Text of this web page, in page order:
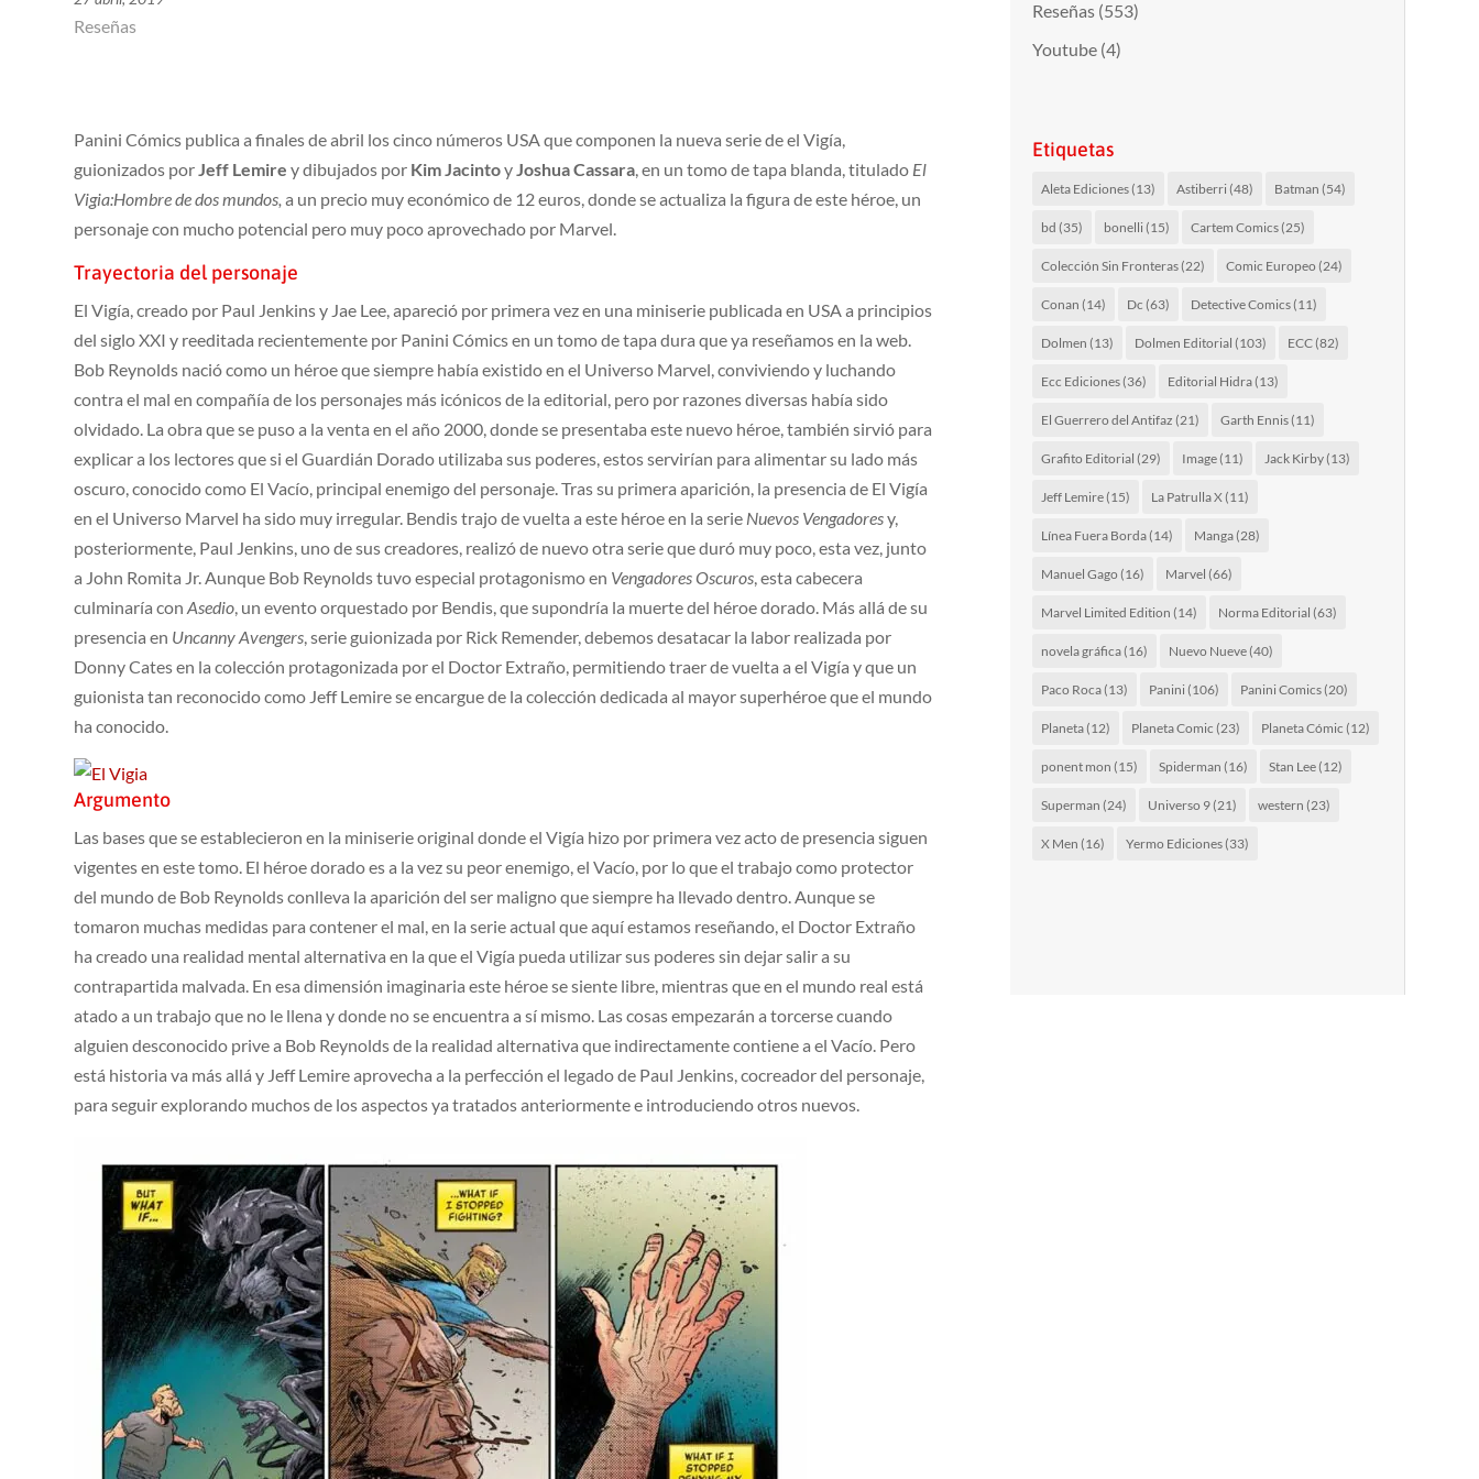
Reseñas
Panini Cómics publica a finales de abril los cinco números USA que componen la nueva serie de el Vigía,
guionizados porJeff Lemire y dibujados por Kim JacintoyJoshua Cassara, en un tomo de tapa blanda, titulado El
Vigia:Hombre de dos mundos,a un precio muy económico de 12 euros, donde se actualiza la figura de este héroe, un
personaje con mucho potencial pero muy poco aprovechado por Marvel.
Trayectoria del personaje
El Vigía, creado por Paul Jenkins y Jae Lee, apareció por primera vez en una miniserie publicada en USA a principios
del siglo XXI y reeditada recientemente por Panini Cómics en un tomo de tapa dura que ya reseñamos en la web.
Bob Reynolds nació como un héroe que siempre había existido en el Universo Marvel, conviviendo y luchando
contra el mal en compañía de los personajes más icónicos de la editorial, pero por razones diversas había sido
olvidado. La obra que se puso a la venta en el año 2000, donde se presentaba este nuevo héroe, también sirvió para
explicar a los lectores que si el Guardián Dorado utilizaba sus poderes, estos servirían para alimentar su lado más
oscuro, conocido como El Vacío, principal enemigo del personaje. Tras su primera aparición, la presencia de El Vigía
en el Universo Marvel ha sido muy irregular. Bendis trajo de vuelta a este héroe en la serie Nuevos Vengadoresy,
posteriormente, Paul Jenkins, uno de sus creadores, realizó de nuevo otra serie que duró muy poco, esta vez, junto
a John Romita Jr. Aunque Bob Reynolds tuvo especial protagonismo en Vengadores Oscuros, esta cabecera
culminaría conAsedio, un evento orquestado por Bendis, que supondría la muerte del héroe dorado. Más allá de su
presencia en Uncanny Avengers, serie guionizada por Rick Remender, debemos desatacar la labor realizada por
Donny Cates en la colección protagonizada por el Doctor Extraño, permitiendo traer de vuelta a el Vigía y que un
guionista tan reconocido como Jeff Lemire se encargue de la colección dedicada al mayor superhéroe que el mundo
ha conocido.
Argumento
Las bases que se establecieron en la miniserie original donde el Vigía hizo por primera vez acto de presencia siguen
vigentes en este tomo. El héroe dorado es a la vez su peor enemigo, el Vacío, por lo que el trabajo como protector
del mundo de Bob Reynolds conlleva la aparición del ser maligno que siempre ha llevado dentro. Aunque se
tomaron muchas medidas para contener el mal, en la serie actual que aquí estamos reseñando, el Doctor Extraño
ha creado una realidad mental alternativa en la que el Vigía pueda utilizar sus poderes sin dejar salir a su
contrapartida malvada. En esa dimensión imaginaria este héroe se siente libre, mientras que en el mundo real está
atado a un trabajo que no le llena y donde no se encuentra a sí mismo. Las cosas empezarán a torcerse cuando
alguien desconocido prive a Bob Reynolds de la realidad alternativa que indirectamente contiene a el Vacío. Pero
está historia va más allá y Jeff Lemire aprovecha a la perfección el legado de Paul Jenkins, cocreador del personaje,
para seguir explorando muchos de los aspectos ya tratados anteriormente e introduciendo otros nuevos.
Reseñas(553)
Youtube(4)
Etiquetas
Aleta Ediciones(13) Astiberri(48) Batman (54)
bd (35) bonelli(15) Cartem Comics(25)
Colección Sin Fronteras(22) Comic Europeo (24)
Conan (14) Dc (63) Detective Comics(11)
Dolmen (13) Dolmen Editorial (103) ECC(82)
Ecc Ediciones(36) Editorial Hidra(13)
El Guerrero del Antifaz (21) Garth Ennis(11)
Grafito Editorial (29) Image(11) Jack Kirby(13)
Jeff Lemire(15) La Patrulla X(11)
Línea Fuera Borda(14) Manga(28)
Manuel Gago (16) Marvel (66)
Marvel Limited Edition (14) Norma Editorial (63)
novela gráfica(16) Nuevo Nueve(40)
Paco Roca(13) Panini(106) Panini Comics(20)
Planeta(12) Planeta Comic (23) Planeta Cómic (12)
ponent mon (15) Spiderman (16) Stan Lee(12)
Superman (24) Universo 9(21) western (23)
X Men (16) Yermo Ediciones(33)